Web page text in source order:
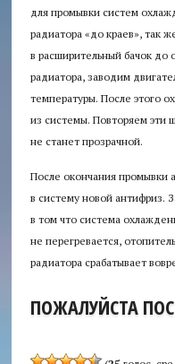
для промывки систем
радиатора «до краев», так
в расширительный бачок до
радиатора, заводим
температуры. После этого
из системы. Повторяем эти
не станет прозрачной.
После окончания промывки
в систему новой антифриз.
в том что система
не перегревается,
радиатора срабатывает
ПОЖАЛУЙСТА